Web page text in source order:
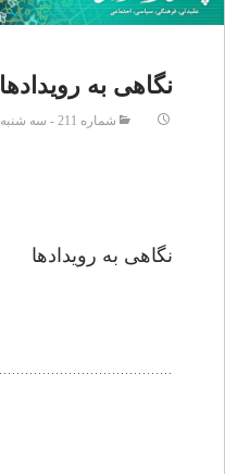
نگاهى به رويدادها
شماره 211 - سه شنبه 01 تير 1378
نگاهى به رويدادها